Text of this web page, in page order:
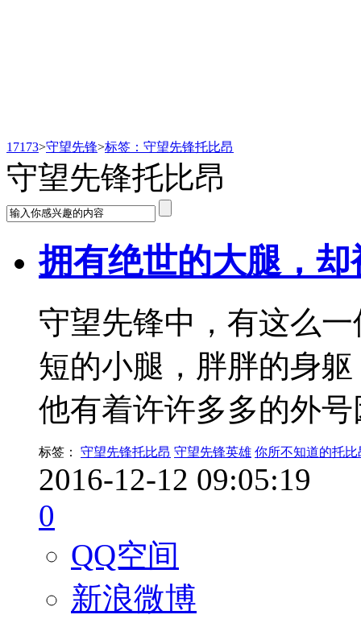
17173>守望先锋>标签：守望先锋托比昂
守望先锋托比昂
拥有绝世的大腿，
守望先锋中，有这么
短的小腿，胖胖的身
他有着许许多多的外
标签： 守望先锋托比昂 守望先锋英雄 你所不知道的托比
2016-12-12 09:05:19
0
QQ空间
新浪微博